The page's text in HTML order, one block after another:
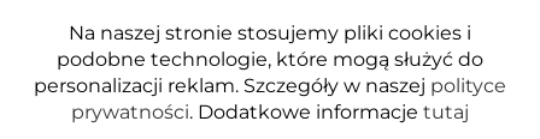
VEGE
Na naszej stronie stosujemy pliki cookies i
podobne technologie, które mogą służyć do
personalizacji reklam. Szczegóły w naszej polityce
prywatności. Dodatkowe informacje tutaj